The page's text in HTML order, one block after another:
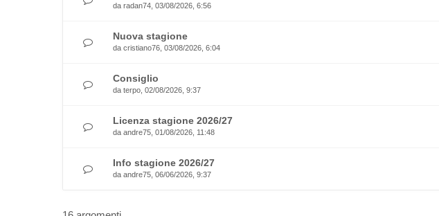
da radan74 , 03/08/2026, 6:56
Nuova stagione
da cristiano76 , 03/08/2026, 6:04
Consiglio
da terpo , 02/08/2026, 9:37
Licenza stagione 2026/27
da andre75 , 01/08/2026, 11:48
Info stagione 2026/27
da andre75 , 06/06/2026, 9:37